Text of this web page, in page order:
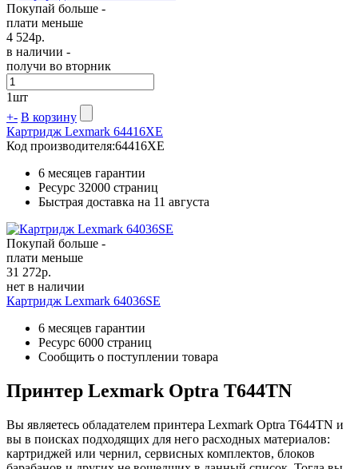
Покупай больше -
плати меньше
4 524р.
в наличии -
получи во вторник
1шт
+- В корзину
Картридж Lexmark 64416XE
Код производителя:64416XE
6 месяцев гарантии
Ресурс 32000 страниц
Быстрая доставка на 11 августа
Покупай больше -
плати меньше
31 272р.
нет в наличии
Картридж Lexmark 64036SE
6 месяцев гарантии
Ресурс 6000 страниц
Сообщить о поступлении товара
Принтер Lexmark Optra T644TN
Вы являетесь обладателем принтера Lexmark Optra T644TN и
вы в поисках подходящих для него расходных материалов:
картриджей или чернил, сервисных комплектов, блоков